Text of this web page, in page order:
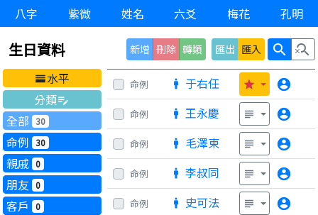
八字 紫微 姓名 六爻 梅花 孔明
生日資料 新增 刪除 轉類 匯出 匯入 search search_off
horizontal_split水平
分類edit_note
全部 30
命例 30
親戚 0
朋友 0
客戶 0
命例 man 于右任 star account_circle
命例 man 王永慶 subject account_circle
命例 man 毛澤東 subject account_circle
命例 man 李叔同 subject account_circle
命例 man 史可法 subject account_circle